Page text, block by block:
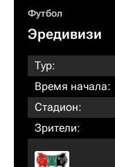
Футбол
Эредивизи
Тур:
Время начала:
Стадион:
Зрители: